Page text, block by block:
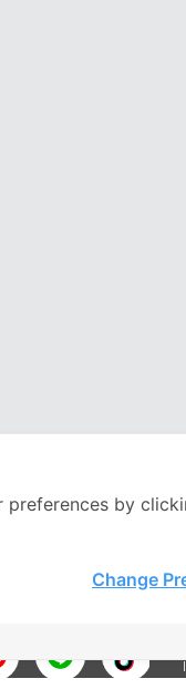
by
Change